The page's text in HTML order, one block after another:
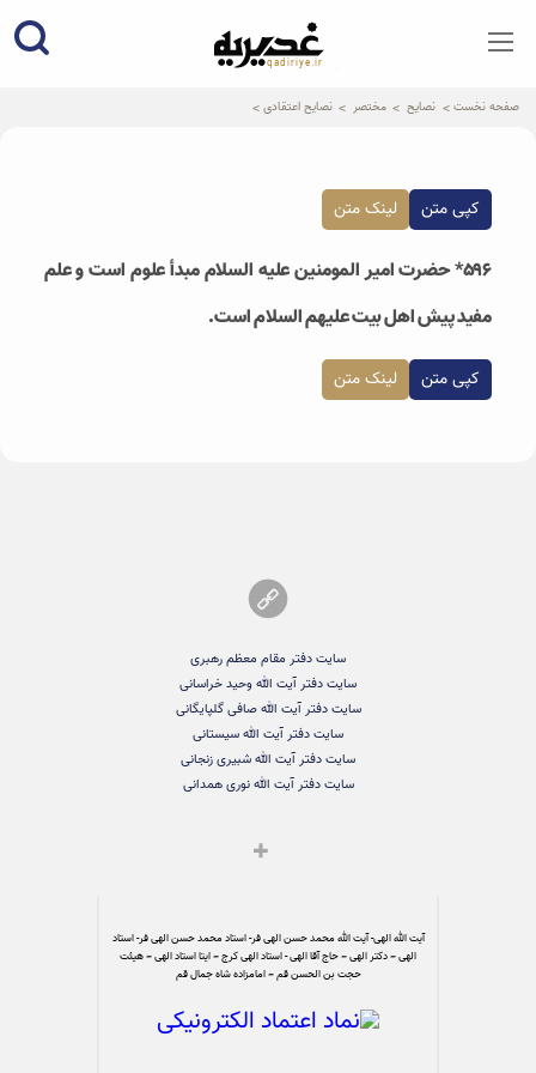
qadiriye.ir
نشریه ی غدیریه-بیانات استاد
صفحه نخست نصایح مختصر نصایح اعتقادی
کپی متن لینک متن
۵۹۶* حضرت امیر المومنین علیه السلام مبدأ علوم است و علم
مفید پیش اهل بیت علیهم السلام است.
کپی متن لینک متن
سایت دفتر مقام معظم رهبری
سایت دفتر آیت الله وحید خراسانی
سایت دفتر آیت الله صافی گلپایگانی
سایت دفتر آیت الله سیستانی
سایت دفتر آیت الله شبیری زنجانی
سایت دفتر آیت الله نوری همدانی
آیت الله الهی- آیت الله محمد حسن الهی فر- استاد محمد حسن الهی فر- استاد
الهی – دکتر الهی – حاج آقا الهی - استاد الهی کرج – ایتا استاد الهی – هیئت
حجت بن الحسن قم – امامزاده شاه جمال قم